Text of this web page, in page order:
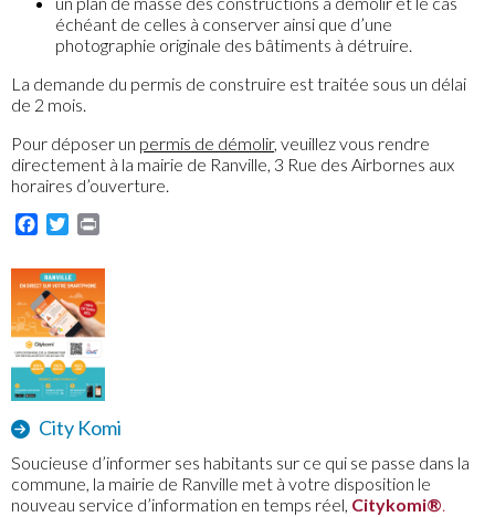
échéant de celles à conserver ainsi que d’une
photographie originale des bâtiments à détruire.
La demande du permis de construire est traitée sous un délai
de 2 mois.
Pour déposer un permis de démolir, veuillez vous rendre
directement à la mairie de Ranville, 3 Rue des Airbornes aux
horaires d’ouverture.
Facebook
Twitter
City Komi
Soucieuse d’informer ses habitants sur ce qui se passe dans la
commune, la mairie de Ranville met à votre disposition le
nouveau service d’information en temps réel, Citykomi®.